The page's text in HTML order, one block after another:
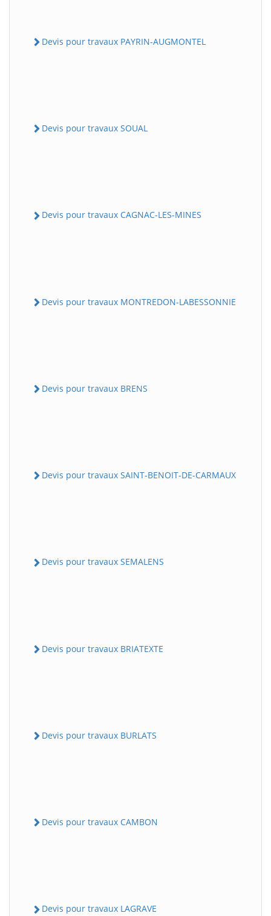
Devis pour travaux PAYRIN-AUGMONTEL
Devis pour travaux SOUAL
Devis pour travaux CAGNAC-LES-MINES
Devis pour travaux MONTREDON-LABESSONNIE
Devis pour travaux BRENS
Devis pour travaux SAINT-BENOIT-DE-CARMAUX
Devis pour travaux SEMALENS
Devis pour travaux BRIATEXTE
Devis pour travaux BURLATS
Devis pour travaux CAMBON
Devis pour travaux LAGRAVE